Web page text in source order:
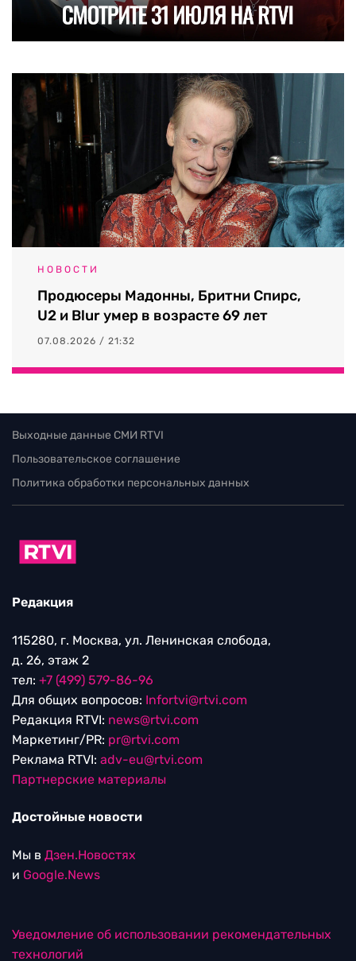
НОВОСТИ
Продюсеры Мадонны, Бритни Спирс,
U2 и Blur умер в возрасте 69 лет
07.08.2026 / 21:32
Выходные данные СМИ RTVI
Пользовательское соглашение
Политика обработки персональных данных
Редакция
115280, г. Москва, ул. Ленинская слобода,
д. 26, этаж 2
тел: +7 (499) 579-86-96
Для общих вопросов: Infortvi@rtvi.com
Редакция RTVI: news@rtvi.com
Маркетинг/PR: pr@rtvi.com
Реклама RTVI: adv-eu@rtvi.com
Партнерские материалы
Достойные новости
Мы в Дзен.Новостях
и Google.News
Уведомление об использовании рекомендательных
технологий